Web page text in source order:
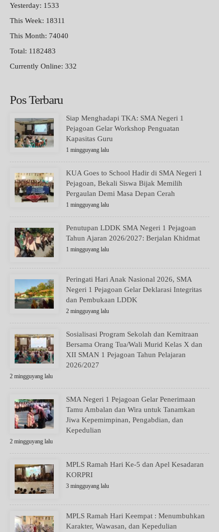
Yesterday: 1533
This Week: 18311
This Month: 74040
Total: 1182483
Currently Online: 332
Pos Terbaru
Siap Menghadapi TKA: SMA Negeri 1
Pejagoan Gelar Workshop Penguatan
Kapasitas Guru
1 mingguyang lalu
KUA Goes to School Hadir di SMA Negeri 1
Pejagoan, Bekali Siswa Bijak Memilih
Pergaulan Demi Masa Depan Cerah
1 mingguyang lalu
Penutupan LDDK SMA Negeri 1 Pejagoan
Tahun Ajaran 2026/2027: Berjalan Khidmat
1 mingguyang lalu
Peringati Hari Anak Nasional 2026, SMA
Negeri 1 Pejagoan Gelar Deklarasi Integritas
dan Pembukaan LDDK
2 mingguyang lalu
Sosialisasi Program Sekolah dan Kemitraan
Bersama Orang Tua/Wali Murid Kelas X dan
XII SMAN 1 Pejagoan Tahun Pelajaran
2026/2027
2 mingguyang lalu
SMA Negeri 1 Pejagoan Gelar Penerimaan
Tamu Ambalan dan Wira untuk Tanamkan
Jiwa Kepemimpinan, Pengabdian, dan
Kepedulian
2 mingguyang lalu
MPLS Ramah Hari Ke-5 dan Apel Kesadaran
KORPRI
3 mingguyang lalu
MPLS Ramah Hari Keempat : Menumbuhkan
Karakter, Wawasan, dan Kepedulian